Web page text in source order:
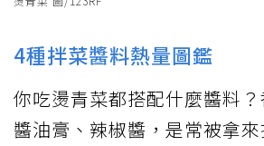
4種拌菜醬料熱量圖鑑
你吃燙青菜都搭配什麼醬料？
醬油膏、辣椒醬，是常被拿